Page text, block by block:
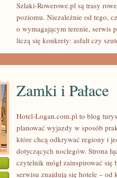
Szlaki-Rowerowe.pl są trasy
poziomu. Niezależnie od tego,
o wymagającym terenie, serwis
liczą się konkrety: asfalt czy
Zamki i Pałace
Hotel-Logan.com.pl to blog
planować wyjazdy w sposób
które chcą odkrywać regiony i
dotyczących noclegów. Strona
czytelnik mógł zainspirować się
serwisu znajdują się hotele – od